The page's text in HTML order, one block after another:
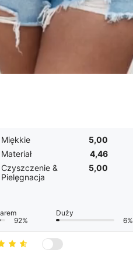
Miękkie
5,00
Materiał
4,46
Czyszczenie &
Pielęgnacja
5,00
92%
Duży
6%